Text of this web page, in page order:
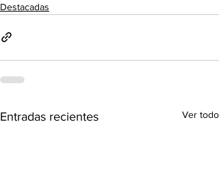
Destacadas
Entradas recientes Ver todo